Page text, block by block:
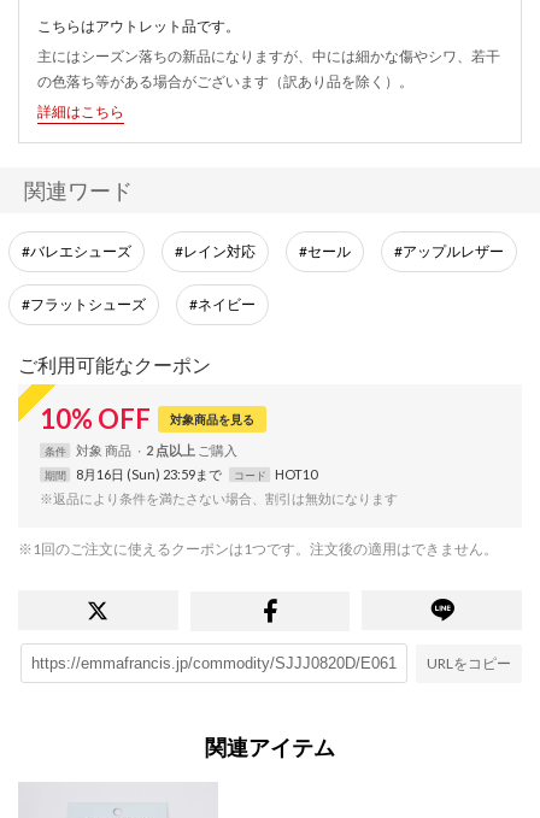
こちらはアウトレット品です。
主にはシーズン落ちの新品になりますが、中には細かな傷やシワ、若干
の色落ち等がある場合がございます（訳あり品を除く）。
詳細はこちら
関連ワード
#バレエシューズ #レイン対応 #セール #アップルレザー
#フラットシューズ #ネイビー
ご利用可能なクーポン
10% OFF 対象商品を見る
条件 対象 商品 2 点以上
期間 8月16日 (Sun) 23:59まで コード
HOT10
※返品により条件を満たさない場合、割引は無効になります
※1回のご注文に使えるクーポンは1つです。注文後の適用はできません。
URLをコピー
関連アイテム